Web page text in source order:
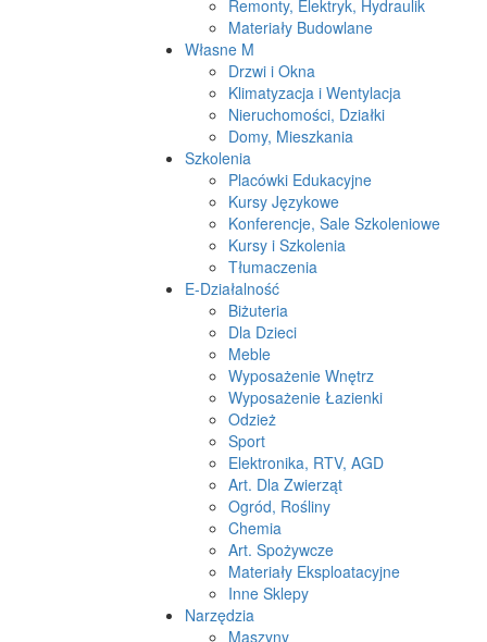
Remonty, Elektryk, Hydraulik
Materiały Budowlane
Własne M
Drzwi i Okna
Klimatyzacja i Wentylacja
Nieruchomości, Działki
Domy, Mieszkania
Szkolenia
Placówki Edukacyjne
Kursy Językowe
Konferencje, Sale Szkoleniowe
Kursy i Szkolenia
Tłumaczenia
E-Działalność
Biżuteria
Dla Dzieci
Meble
Wyposażenie Wnętrz
Wyposażenie Łazienki
Odzież
Sport
Elektronika, RTV, AGD
Art. Dla Zwierząt
Ogród, Rośliny
Chemia
Art. Spożywcze
Materiały Eksploatacyjne
Inne Sklepy
Narzędzia
Maszyny